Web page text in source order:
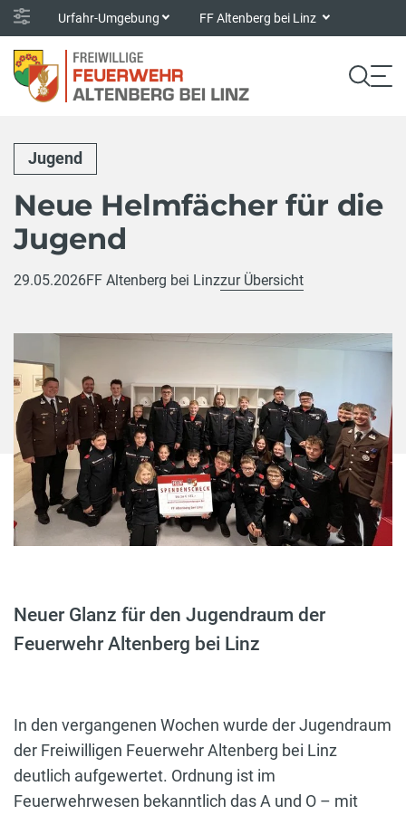
Urfahr-Umgebung FF Altenberg bei Linz
Jugend
Neue Helmfächer für die
Jugend
29.05.2026FF Altenberg bei Linzzur Übersicht
Neuer Glanz für den Jugendraum der
Feuerwehr Altenberg bei Linz
In den vergangenen Wochen wurde der Jugendraum
der Freiwilligen Feuerwehr Altenberg bei Linz
deutlich aufgewertet. Ordnung ist im
Feuerwehrwesen bekanntlich das A und O – mit